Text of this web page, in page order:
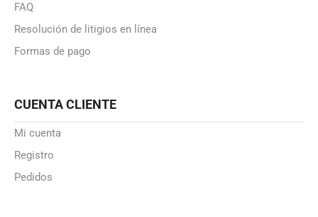
FAQ
Resolución de litigios en línea
Formas de pago
CUENTA CLIENTE
Mi cuenta
Registro
Pedidos